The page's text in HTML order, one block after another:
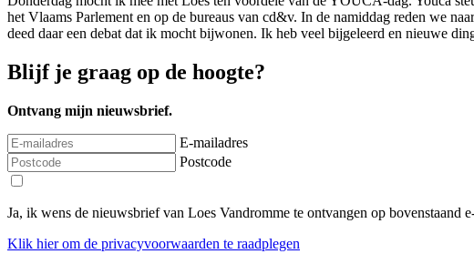
het Vlaams Parlement en op de bureaus van cd&v. In de namiddag reden we
deed daar een debat dat ik mocht bijwonen. Ik heb veel bijgeleerd en nieuwe
Blijf je graag op de hoogte?
Ontvang mijn nieuwsbrief.
E-mailadres
Postcode
Ja, ik wens de nieuwsbrief van Loes Vandromme te ontvangen op bovenstaand
Klik hierom de privacyvoorwaarden te raadplegen